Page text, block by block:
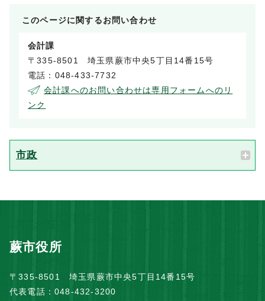
このページに関するお問い合わせ
会計課
〒335-8501 埼玉県蕨市中央5丁目14番15号
電話：048-433-7732
会計課へのお問い合わせは専用フォームへのリ
ンク
市政
蕨市役所
〒335-8501 埼玉県蕨市中央5丁目14番15号
代表電話：048-432-3200